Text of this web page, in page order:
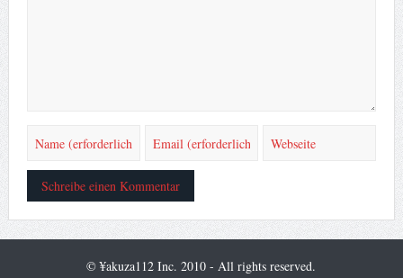
© ¥akuza112 Inc. 2010 - All rights reserved.